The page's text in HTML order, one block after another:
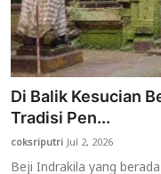
Di Balik Kesucian
Tradisi Pen...
coksriputriJul 2, 2026